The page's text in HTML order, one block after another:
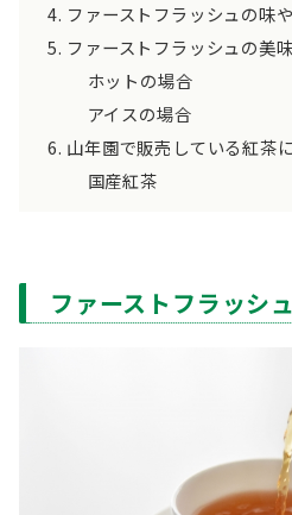
ファーストフラッシュの味
ファーストフラッシュの美
ホットの場合
アイスの場合
山年園で販売している紅茶
国産紅茶
ファーストフラッシ